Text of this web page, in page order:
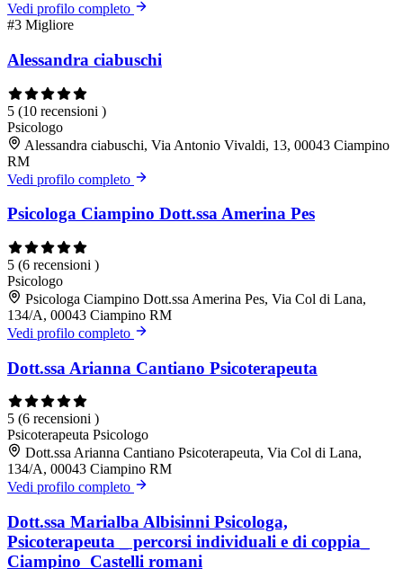
Vedi profilo completo
#3 Migliore
Alessandra ciabuschi
5 (10 recensioni )
Psicologo
Alessandra ciabuschi, Via Antonio Vivaldi, 13, 00043 Ciampino
RM
Vedi profilo completo
Psicologa Ciampino Dott.ssa Amerina Pes
5 (6 recensioni )
Psicologo
Psicologa Ciampino Dott.ssa Amerina Pes, Via Col di Lana,
134/A, 00043 Ciampino RM
Vedi profilo completo
Dott.ssa Arianna Cantiano Psicoterapeuta
5 (6 recensioni )
Psicoterapeuta Psicologo
Dott.ssa Arianna Cantiano Psicoterapeuta, Via Col di Lana,
134/A, 00043 Ciampino RM
Vedi profilo completo
Dott.ssa Marialba Albisinni Psicologa,
Psicoterapeuta _ percorsi individuali e di coppia_
Ciampino_Castelli romani